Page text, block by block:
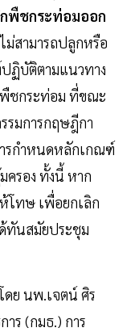
กพืชกระท่อมออก
ม่สามารถปลูกหรือ
ปฏิบัติตามแนวทาง
พืชกระท่อม ที่ขณะ
รมการกฤษฎีกา
รกำหนดหลักเกณฑ์
ครอง ทั้งนี้ หาก
โทษ เพื่อยกเลิก
ทันสมัยประชุม
ย นพ.เจตน์ ศิร
าร (กมธ.) การ